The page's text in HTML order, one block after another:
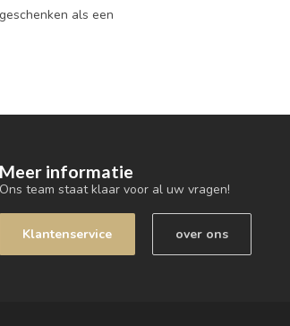
als een
Meer informatie
Ons team staat klaar voor al uw vragen!
Klantenservice over ons